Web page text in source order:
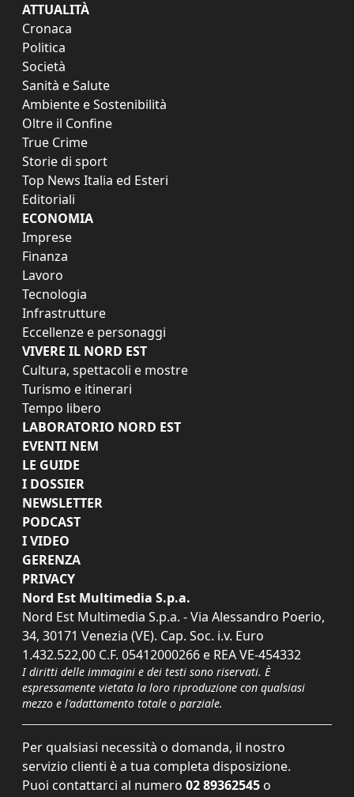
ATTUALITÀ
Cronaca
Politica
Società
Sanità e Salute
Ambiente e Sostenibilità
Oltre il Confine
True Crime
Storie di sport
Top News Italia ed Esteri
Editoriali
ECONOMIA
Imprese
Finanza
Lavoro
Tecnologia
Infrastrutture
Eccellenze e personaggi
VIVERE IL NORD EST
Cultura, spettacoli e mostre
Turismo e itinerari
Tempo libero
LABORATORIO NORD EST
EVENTI NEM
LE GUIDE
I DOSSIER
NEWSLETTER
PODCAST
I VIDEO
GERENZA
PRIVACY
Nord Est Multimedia S.p.a.
Nord Est Multimedia S.p.a. - Via Alessandro Poerio,
34, 30171 Venezia (VE). Cap. Soc. i.v. Euro
1.432.522,00 C.F. 05412000266 e REA VE-454332
I diritti delle immagini e dei testi sono riservati. È
espressamente vietata la loro riproduzione con qualsiasi
mezzo e l'adattamento totale o parziale.
Per qualsiasi necessità o domanda, il nostro
servizio clienti è a tua completa disposizione.
Puoi contattarci al numero 02 89362545 o